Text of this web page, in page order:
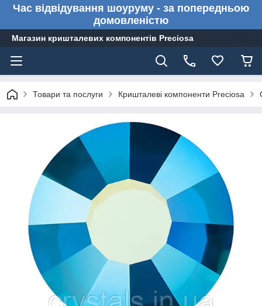
Час відвідування шоуруму - за попередньою
домовленістю
Магазин кришталевих компонентів Preciosa
Товари та послуги Кришталеві компоненти Preciosa